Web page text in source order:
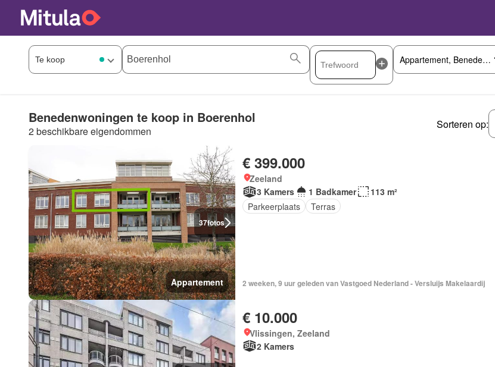
Benedenwoningen te koop in Boerenhol
2 beschikbare eigendommen
Sorteren op:
37fotos
Appartement
€ 399.000
Zeeland
3 Kamers
1 Badkamer
113 m²
Parkeerplaats
Terras
2 weeken, 9 uur geleden van Vastgoed Nederland - Versluijs Makelaardij
€ 10.000
Vlissingen, Zeeland
2 Kamers